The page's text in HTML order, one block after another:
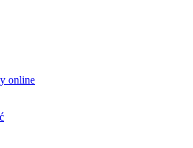
online